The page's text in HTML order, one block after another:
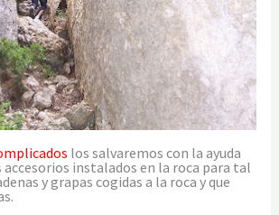
los salvaremos con la ayuda
instalados en la roca para tal
y grapas cogidas a la roca y que